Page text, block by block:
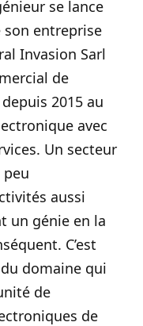
se lance
son entreprise
Invasion Sarl
de
2015 au
avec
Un secteur
peu
aussi
un génie en la
C’est
domaine qui
de
de